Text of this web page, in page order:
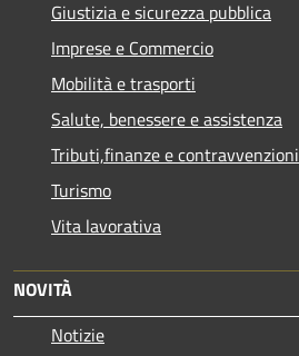
Giustizia e sicurezza pubblica
Imprese e Commercio
Mobilità e trasporti
Salute, benessere e assistenza
Tributi,finanze e contravvenzioni
Turismo
Vita lavorativa
NOVITÀ
Notizie